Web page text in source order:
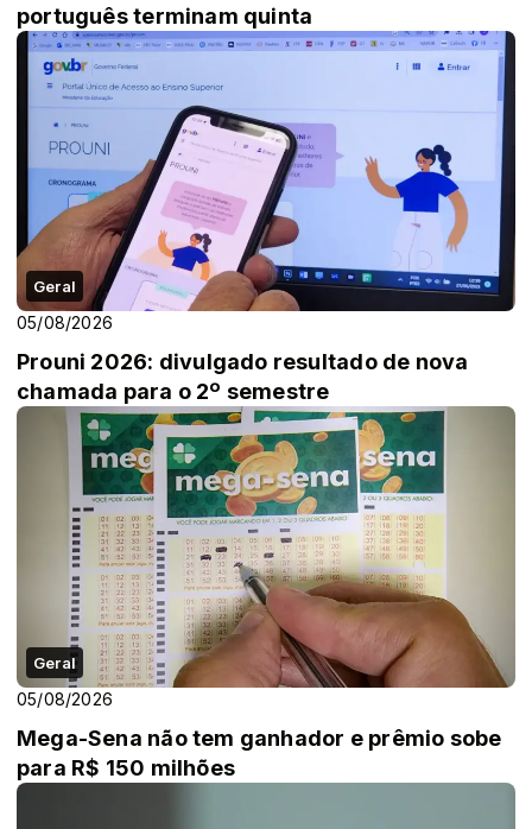
português terminam quinta
Geral
05/08/2026
Prouni 2026: divulgado resultado de nova
chamada para o 2º semestre
Geral
05/08/2026
Mega-Sena não tem ganhador e prêmio sobe
para R$ 150 milhões